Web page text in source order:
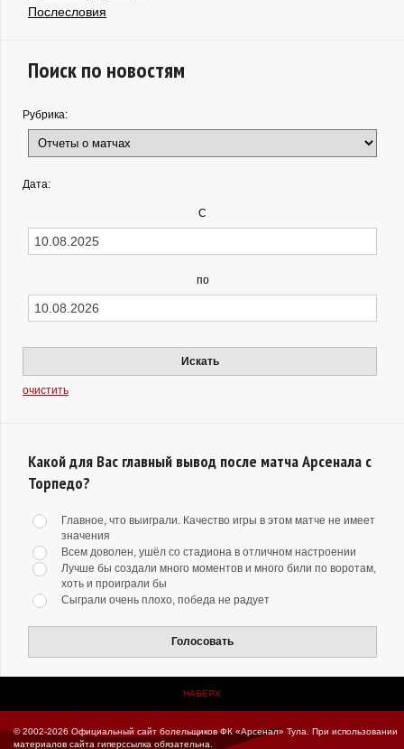
Послесловия
Поиск по новостям
Рубрика:
Дата:
С
по
Искать
очистить
Какой для Вас главный вывод после матча Арсенала с
Торпедо?
Главное, что выиграли. Качество игры в этом матче не имеет
значения
Всем доволен, ушёл со стадиона в отличном настроении
Лучше бы создали много моментов и много били по воротам,
хоть и проиграли бы
Сыграли очень плохо, победа не радует
Голосовать
НАВЕРХ
© 2002-2026 Официальный сайт болельщиков ФК «Арсенал» Тула.
При использовании
материалов сайта гиперссылка обязательна.